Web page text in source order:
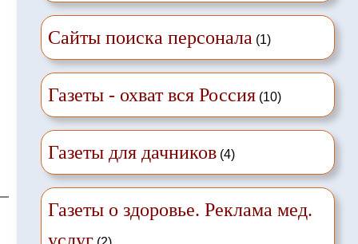
Сайты поиска персонала(1)
Газеты - охват вся Россия(10)
Газеты для дачников(4)
Газеты о здоровье. Реклама мед.